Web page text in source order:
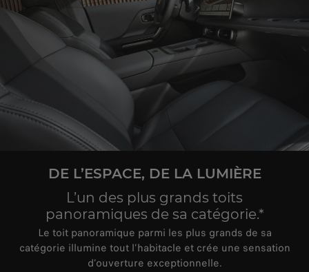
DE L’ESPACE, DE LA LUMIÈRE
L’un des plus grands toits
panoramiques de sa catégorie.*
Le toit panoramique parmi les plus grands de sa
catégorie illumine tout l’habitacle et crée une sensation
d’ouverture exceptionnelle.